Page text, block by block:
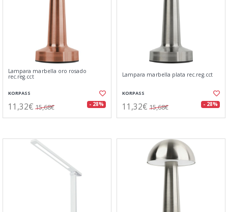
Lampara marbella oro rosado
rec.reg.cct
KORPASS
11,32€ 15,68€ - 28%
Lampara marbella plata rec.reg.cct
KORPASS
11,32€ 15,68€ - 28%